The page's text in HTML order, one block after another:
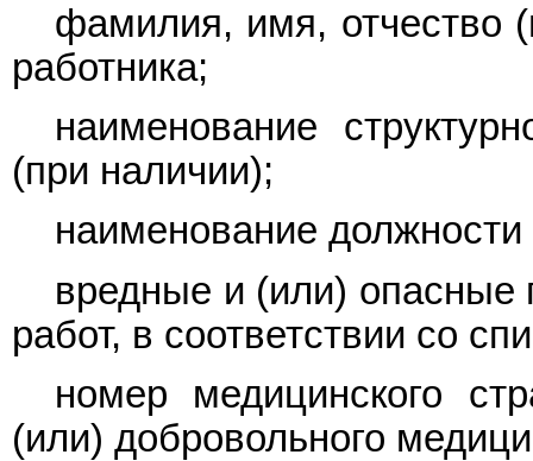
фамилия, имя, отчество
работника;
наименование
(при наличии);
наименование
вредные и (или) опасные
работ, в соответствии со
номер медицинского
(или) добровольного